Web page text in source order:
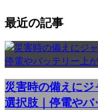
最近の記事
災害時の備えに
選択肢｜停電やバ